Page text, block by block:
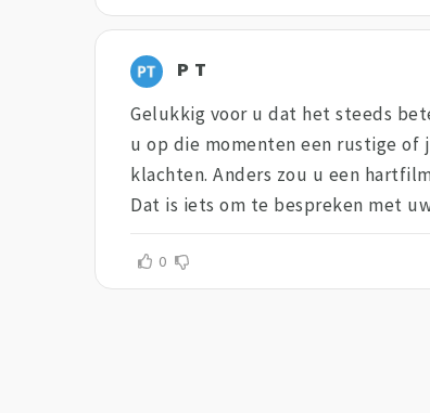
P T
Gelukkig voor u dat het steeds
u op die momenten een rustige
klachten. Anders zou u een
Dat is iets om te bespreken met
0